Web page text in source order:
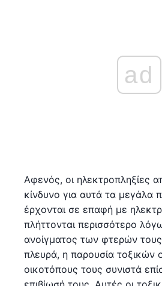
ad
Αφενός, οι ηλεκτροπληξίες
κίνδυνο για αυτά τα μεγάλα
έρχονται σε επαφή με
πλήττονται περισσότερο
ανοίγματος των φτερών
πλευρά, η παρουσία τοξικών
οικοτόπους τους συνιστά